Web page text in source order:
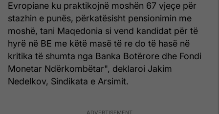
Evropiane ku praktikojnë moshën 67 vjeçe për
stazhin e punës, përkatësisht pensionimin me
moshë, tani Maqedonia si vend kandidat për të
hyrë në BE me këtë masë të re do të hasë në
kritika të shumta nga Banka Botërore dhe Fondi
Monetar Ndërkombëtar", deklaroi Jakim
Nedelkov, Sindikata e Arsimit.